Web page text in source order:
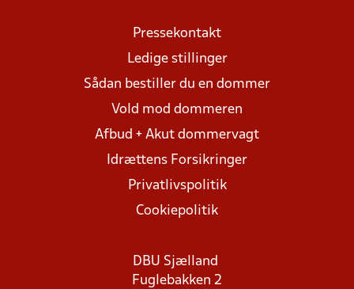
Pressekontakt
Ledige stillinger
Sådan bestiller du en dommer
Vold mod dommeren
Afbud + Akut dommervagt
Idrættens Forsikringer
Privatlivspolitik
Cookiepolitik
DBU Sjælland
Fuglebakken 2